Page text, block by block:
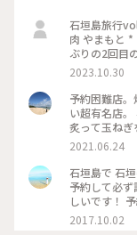
石垣島旅行
肉 やまもと
ぶりの2回目
💗 ニコタン
ました💗 *
2023.10.30
予約困難店
い超有名店
炙って玉ねぎ
は、サイド
を訪れる度
いっぱいと
約しますが
す。 行かれ
す。 あと、
す。 #人気店
2021.06.24
石垣島で 石
予約して必
しいです！
って下さい★
2017.10.02